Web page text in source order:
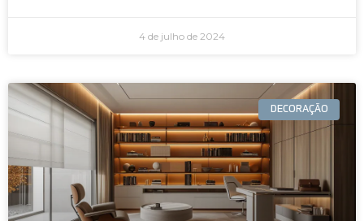
4 de julho de 2024
DECORAÇÃO